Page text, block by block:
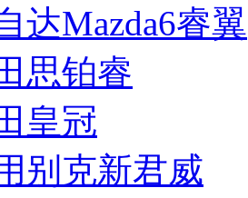
达Mazda6睿翼
思铂睿
皇冠
别克新君威